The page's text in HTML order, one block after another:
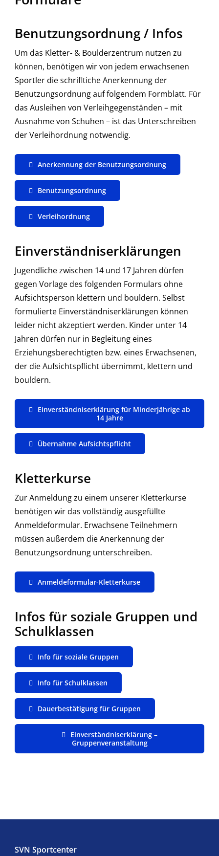
Benutzungsordnung / Infos
Um das Kletter- & Boulderzentrum nutzen zu
können, benötigen wir von jedem erwachsenen
Sportler die schrifltiche Anerkennung der
Benutzungsordnung auf folgendem Formblatt. Für
das Ausleihen von Verleihgegenständen – mit
Ausnahme von Schuhen – ist das Unterschreiben
der Verleihordnung notwendig.
Anerkennung der Benutzungsordnung
Benutzungsordnung
Verleihordnung
Einverständniserklärungen
Jugendliche zwischen 14 und 17 Jahren dürfen
gegen Vorlage des folgenden Formulars ohne
Aufsichtsperson klettern und bouldern. Selbst
formulierte Einverständniserklärungen können
leider nicht akzeptiert werden. Kinder unter 14
Jahren dürfen nur in Begleitung eines
Erziehungsberechtigten bzw. eines Erwachsenen,
der die Aufsichtspflicht übernimmt, klettern und
bouldern.
Einverständniserklärung für Minderjährige ab
14 Jahre
Übernahme Aufsichtspflicht
Kletterkurse
Zur Anmeldung zu einem unserer Kletterkurse
benötigen wir das vollständig ausgefüllte
Anmeldeformular. Erwachsene Teilnehmern
müssen außerdem die Anerkennung der
Benutzungsordnung unterschreiben.
Anmeldeformular-Kletterkurse
Infos für soziale Gruppen und
Schulklassen
Info für soziale Gruppen
Info für Schulklassen
Dauerbestätigung für Gruppen
Einverständniserklärung –
Gruppenveranstaltung
SVN Sportcenter